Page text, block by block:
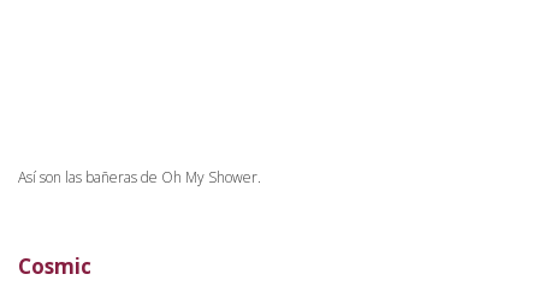
Así son las bañeras de Oh My Shower.
Cosmic